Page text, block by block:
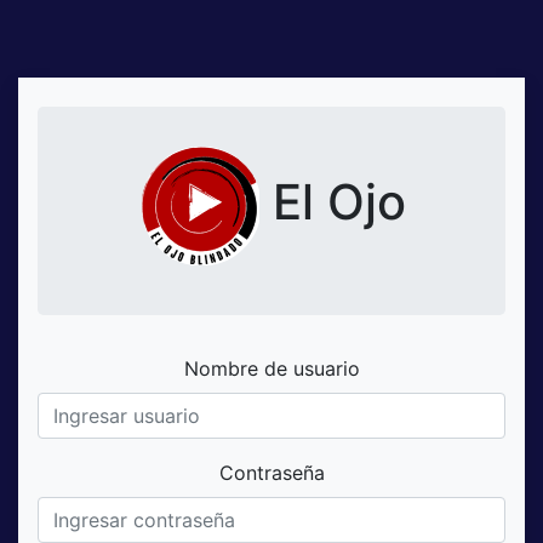
El Ojo
Nombre de usuario
Contraseña